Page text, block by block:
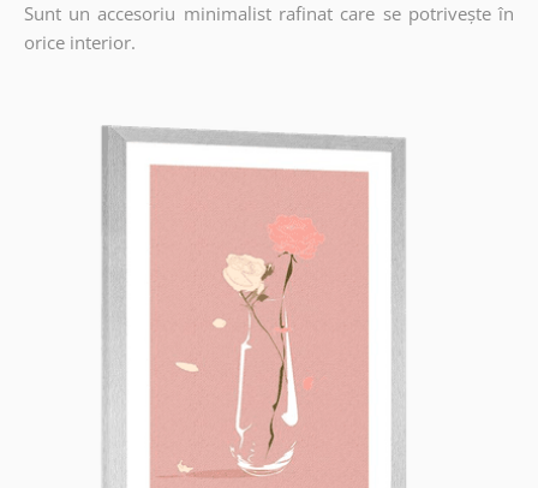
Sunt un accesoriu minimalist rafinat care se potrivește în
orice interior.